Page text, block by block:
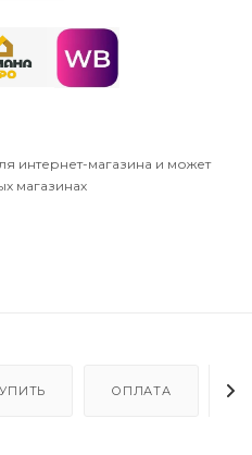
интернет-магазина и может
магазинах
ОПЛАТА